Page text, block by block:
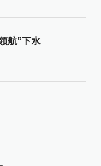
航”下水